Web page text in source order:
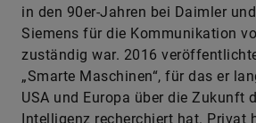
in den 90er-Jahren bei Daimler
Siemens für die Kommunikation
zuständig war. 2016
„Smarte Maschinen“, für das er
USA und Europa über die Zukunft
Intelligenz recherchiert hat. Privat